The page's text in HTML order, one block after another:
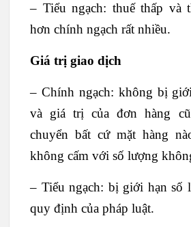
– Tiểu ngạch: thuế thấp và
hơn chính ngạch rất nhiều.
Giá trị giao dịch
– Chính ngạch: không bị
và giá trị của đơn hàng
chuyển bất cứ mặt hàng
không cấm với số lượng
– Tiểu ngạch: bị giới hạn số
quy định của pháp luật.